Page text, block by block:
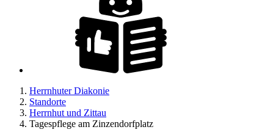
Herrnhuter Diakonie
Standorte
Herrnhut und Zittau
Tagespflege am Zinzendorfplatz